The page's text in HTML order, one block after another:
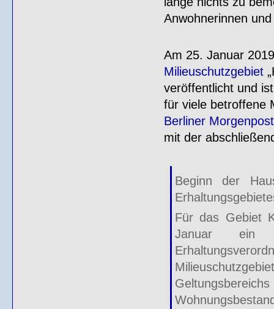
Anwohnerinnen
Am 25. Januar
Milieuschutzgebiet
veröffentlicht und
für viele betroffene
Berliner
mit der
Beginn der
Für das Gebiet
Januar ein